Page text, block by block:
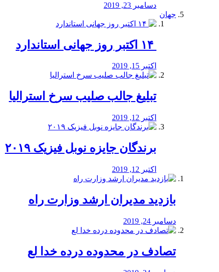
دسامبر 23, 2019
جهان
اکتبر 15, 2019
تبلیغ جالب صلیب سرخ استرالیا
اکتبر 12, 2019
برندگان جایزه نوبل فیزیک ۲۰۱۹
اکتبر 12, 2019
بازدید مدیران ارشد وزارت راه
دسامبر 24, 2019
تصادف در محدوده درده خدا لع